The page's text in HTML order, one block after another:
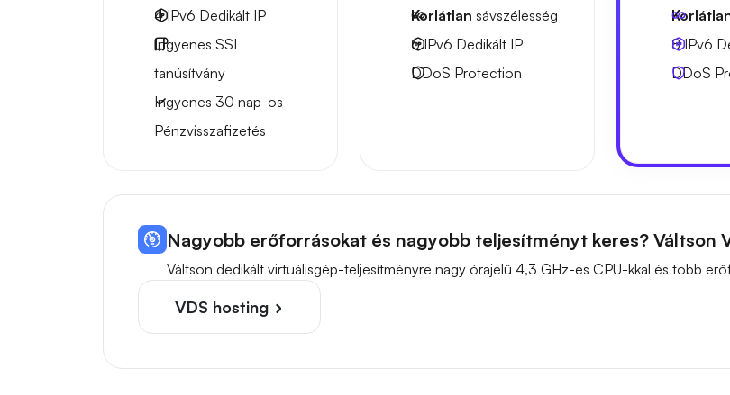
4 IPv6 Dedikált IP
Ingyenes SSL
tanúsítvány
Ingyenes 30 nap-os
Pénzvisszafizetés
Korlátlan sávszélesség
6 IPv6 Dedikált IP
DDoS Protection
8 IPv6
DDoS
Nagyobb erőforrásokat és nagyobb teljesítményt keres? Váltson
Váltson dedikált virtuálisgép-teljesítményre nagy órajelű 4,3 GHz-es CPU-kkal és több
VDS hosting